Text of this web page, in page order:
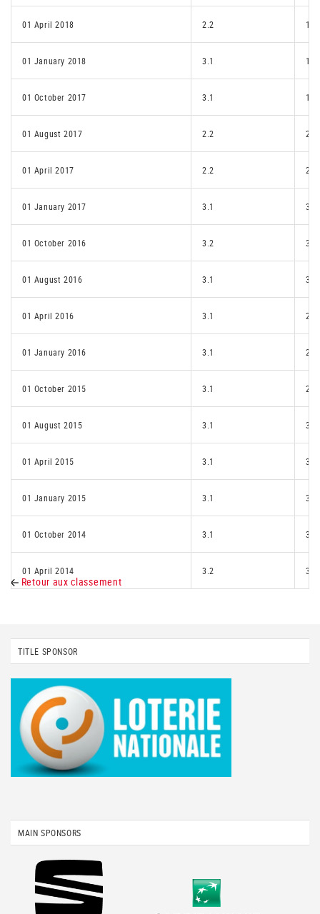
01 April 2018 2.2
01 January 2018 3.1
01 October 2017 3.1
01 August 2017 2.2 2.1
01 April 2017 2.2 2.1
01 January 2017 3.1 3.1
01 October 2016 3.2 3.1
01 August 2016 3.1 3.1
01 April 2016 3.1 2.2
01 January 2016 3.1 2.2
01 October 2015 3.1 2.2
01 August 2015 3.1 3.1
01 April 2015 3.1 3.1
01 January 2015 3.1 3.2
01 October 2014 3.1 3.2
01 April 2014 3.2 3.2
Retour aux classement
TITLE SPONSOR
MAIN SPONSORS